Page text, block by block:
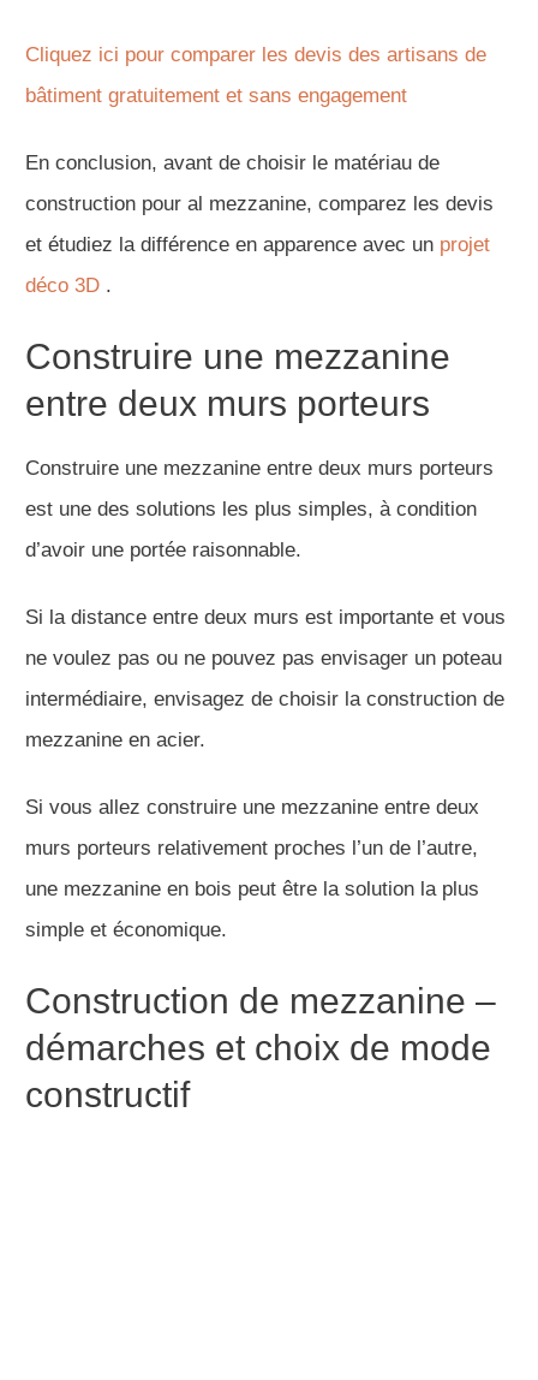
Cliquez ici pour comparer les devis des artisans de
bâtiment gratuitement et sans engagement
En conclusion, avant de choisir le matériau de
construction pour al mezzanine, comparez les devis
et étudiez la différence en apparence avec un projet
déco 3D .
Construire une mezzanine
entre deux murs porteurs
Construire une mezzanine entre deux murs porteurs
est une des solutions les plus simples, à condition
d’avoir une portée raisonnable.
Si la distance entre deux murs est importante et vous
ne voulez pas ou ne pouvez pas envisager un poteau
intermédiaire, envisagez de choisir la construction de
mezzanine en acier.
Si vous allez construire une mezzanine entre deux
murs porteurs relativement proches l’un de l’autre,
une mezzanine en bois peut être la solution la plus
simple et économique.
Construction de mezzanine –
démarches et choix de mode
constructif